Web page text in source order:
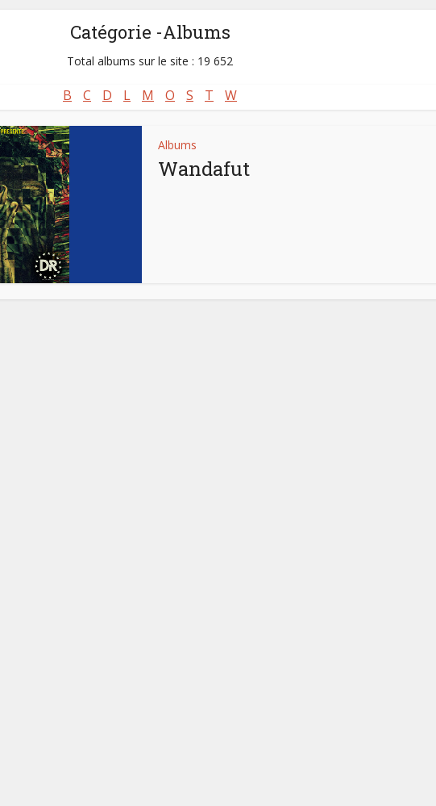
Catégorie -Albums
Total albums sur le site : 19 652
B C D L M O S T W
Albums
Wandafut